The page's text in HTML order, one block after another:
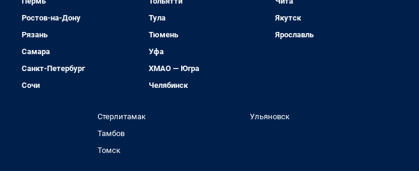
Ростов-на-Дону
Рязань
Самара
Санкт-Петербург
Сочи
Тула
Тюмень
Уфа
ХМАО — Югра
Челябинск
Якутск
Ярославль
Стерлитамак
Тамбов
Томск
Ульяновск